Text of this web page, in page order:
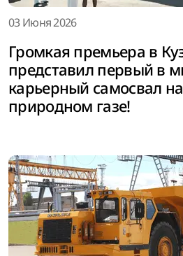
03 Июня 2026
Громкая премьера в
представил первый в
карьерный самосвал
природном газе!